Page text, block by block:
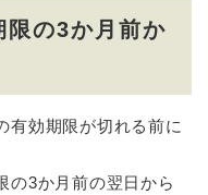
限の3か月前か
有効期限が切れる前に
の3か月前の翌日から